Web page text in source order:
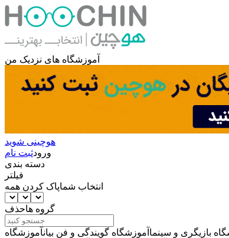
آموزشگاه های نزدیک من
هوچینی شوید
ورودثبت نام
دسته بندی
فیلتر
انتخاب شماپاک کردن همه
گروه هاحذف
بازیگری و سینما آموزشگاه گویندگی و فن بیانآموزشگاه